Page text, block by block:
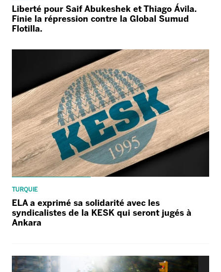
Liberté pour Saif Abukeshek et Thiago Ávila.
Finie la répression contre la Global Sumud
Flotilla.
TURQUIE
ELA a exprimé sa solidarité avec les
syndicalistes de la KESK qui seront jugés à
Ankara